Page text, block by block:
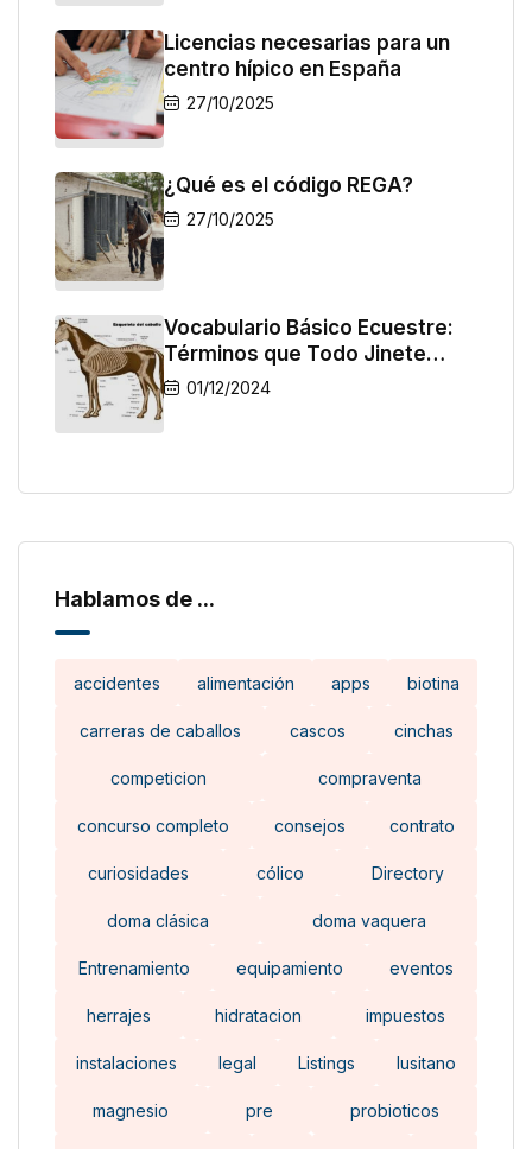
Licencias necesarias para un
centro hípico en España
27/10/2025
¿Qué es el código REGA?
27/10/2025
Vocabulario Básico Ecuestre:
Términos que Todo Jinete
Debe Conocer
01/12/2024
Hablamos de ...
accidentes alimentación apps biotina
carreras de caballos cascos cinchas
competicion compraventa
concurso completo consejos contrato
curiosidades cólico Directory
doma clásica doma vaquera
Entrenamiento equipamiento eventos
herrajes hidratacion impuestos
instalaciones legal Listings lusitano
magnesio pre probioticos